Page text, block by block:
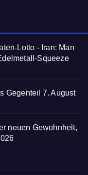
Lotto - Iran: Man
Squeeze
Gegenteil 7. August
neuen Gewohnheit,